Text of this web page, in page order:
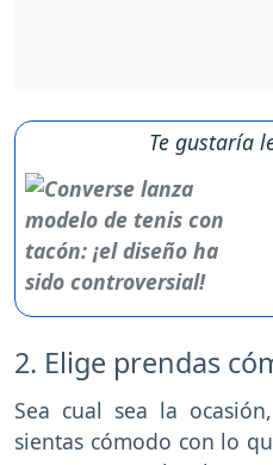
Te gustaría
2. Elige prendas
Sea cual sea la
sientas cómodo con lo